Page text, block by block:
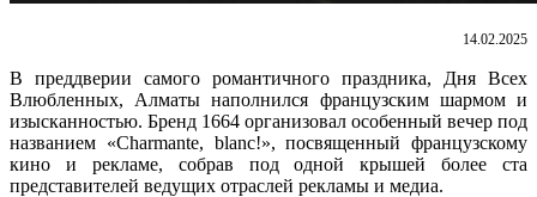
14.02.2025
В преддверии самого романтичного праздника, Дня Всех
Влюбленных, Алматы наполнился французским шармом и
изысканностью. Бренд 1664 организовал особенный вечер под
названием «Charmante, blanc!», посвященный французскому
кино и рекламе, собрав под одной крышей более ста
представителей ведущих отраслей рекламы и медиа.